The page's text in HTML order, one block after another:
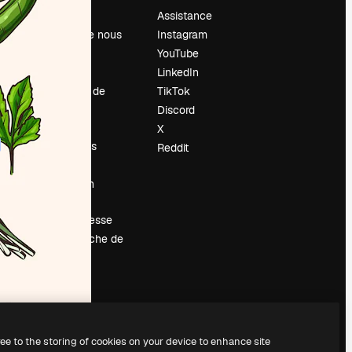
À propos de nous
Tendances de
Blog
Événements
Vendre mon
Salle de presse
À la recherche de
magnific.ai
Assistance
Instagram
YouTube
LinkedIn
TikTok
Discord
X
Reddit
to the storing of cookies on your device to enhance site